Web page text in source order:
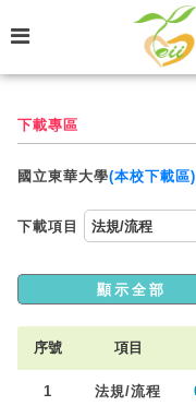
下載專區
國立東華大學(本校下載區)
下載項目
顯示全部
序號 項目
1 法規/流程